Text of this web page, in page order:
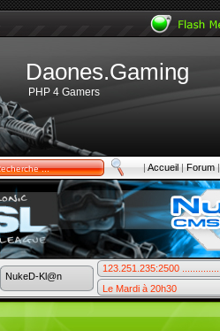
Daones.Gaming
PHP 4 Gamers
| Accueil | Forum |
NukeD-Kl@n
123.251.235:2500 ................
Le Mardi à 20h30